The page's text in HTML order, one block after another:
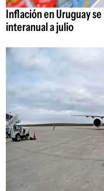
Inflación en Uruguay
interanual a julio